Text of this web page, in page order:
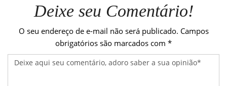
Deixe seu Comentário!
O seu endereço de e-mail não será publicado. Campos
obrigatórios são marcados com *